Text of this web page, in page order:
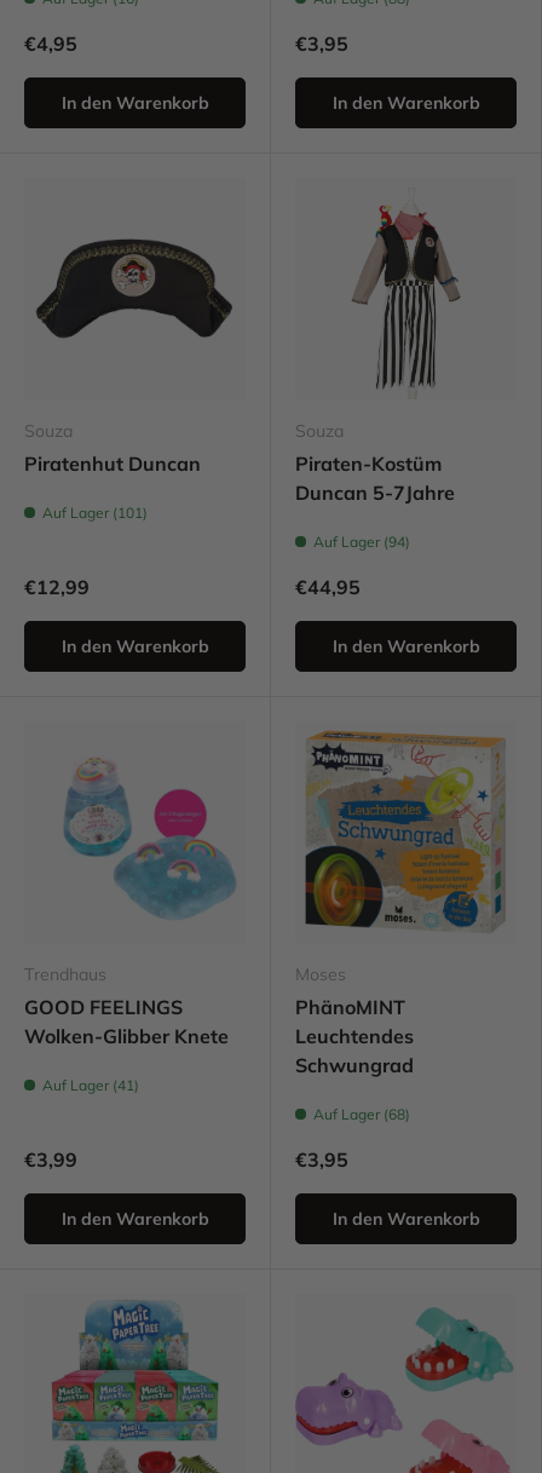
€4,95
In den Warenkorb
€3,95
In den Warenkorb
Souza
Piratenhut Duncan
Auf Lager (101)
€12,99
In den Warenkorb
Souza
Piraten-Kostüm
Duncan 5-7Jahre
Auf Lager (94)
€44,95
In den Warenkorb
Trendhaus
GOOD FEELINGS
Wolken-Glibber Knete
Auf Lager (41)
€3,99
In den Warenkorb
Moses
PhänoMINT
Leuchtendes
Schwungrad
Auf Lager (68)
€3,95
In den Warenkorb